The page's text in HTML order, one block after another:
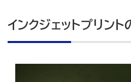
インクジェットプリン